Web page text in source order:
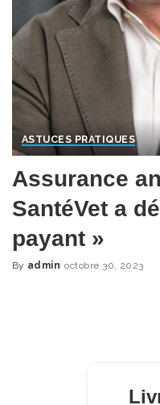
ASTUCES PRATIQUES
Assurance
SantéVet a
payant »
Posted
By admin octobre 30, 2023